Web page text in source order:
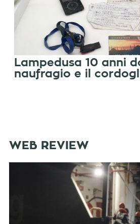
Lampedusa 10 anni
naufragio e il
WEB REVIEW